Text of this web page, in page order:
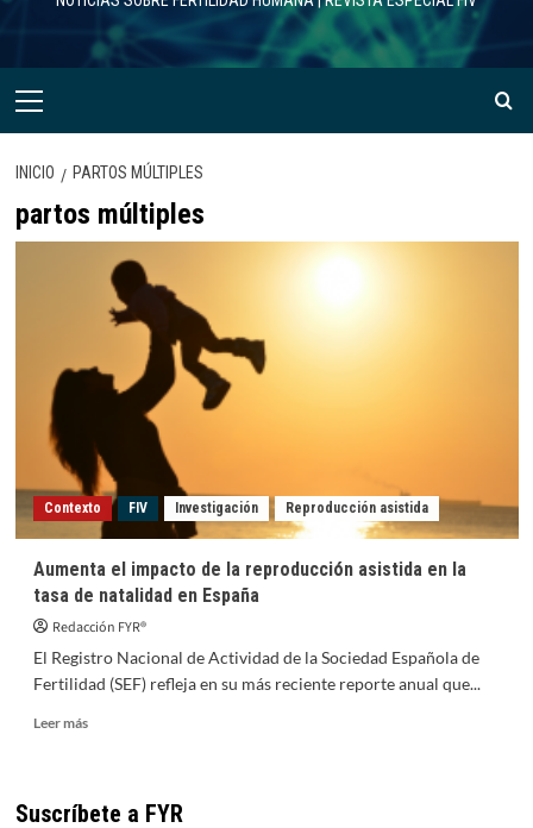
Menú
INICIO PARTOS MÚLTIPLES
partos múltiples
Contexto FIV Investigación Reproducción asistida
Aumenta el impacto de la reproducción asistida en la
tasa de natalidad en España
Redacción FYR®
El Registro Nacional de Actividad de la Sociedad Española de
Fertilidad (SEF) refleja en su más reciente reporte anual que...
Leer másLeer
el
Suscríbete a FYR